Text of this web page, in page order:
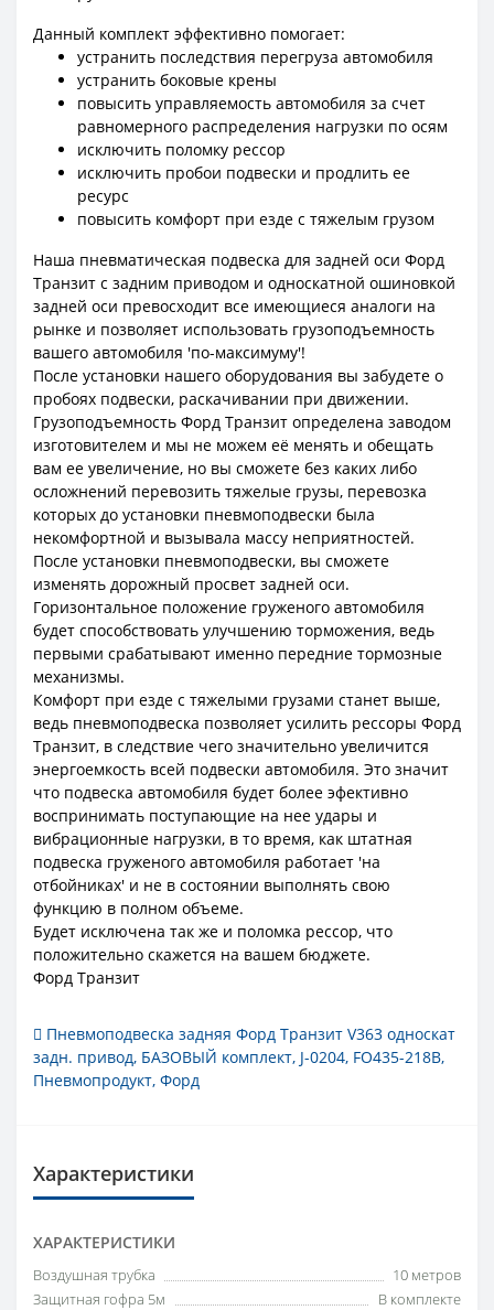
Данный комплект эффективно помогает:
устранить последствия перегруза автомобиля
устранить боковые крены
повысить управляемость автомобиля за счет
равномерного распределения нагрузки по осям
исключить поломку рессор
исключить пробои подвески и продлить ее
ресурс
повысить комфорт при езде с тяжелым грузом
Наша пневматическая подвеска для задней оси Форд
Транзит с задним приводом и односкатной ошиновкой
задней оси превосходит все имеющиеся аналоги на
рынке и позволяет использовать грузоподъемность
вашего автомобиля 'по-максимуму'!
После установки нашего оборудования вы забудете о
пробоях подвески, раскачивании при движении.
Грузоподъемность Форд Транзит определена заводом
изготовителем и мы не можем её менять и обещать
вам ее увеличение, но вы сможете без каких либо
осложнений перевозить тяжелые грузы, перевозка
которых до установки пневмоподвески была
некомфортной и вызывала массу неприятностей.
После установки пневмоподвески, вы сможете
изменять дорожный просвет задней оси.
Горизонтальное положение груженого автомобиля
будет способствовать улучшению торможения, ведь
первыми срабатывают именно передние тормозные
механизмы.
Комфорт при езде с тяжелыми грузами станет выше,
ведь пневмоподвеска позволяет усилить рессоры Форд
Транзит, в следствие чего значительно увеличится
энергоемкость всей подвески автомобиля. Это значит
что подвеска автомобиля будет более эфективно
воспринимать поступающие на нее удары и
вибрационные нагрузки, в то время, как штатная
подвеска груженого автомобиля работает 'на
отбойниках' и не в состоянии выполнять свою
функцию в полном объеме.
Будет исключена так же и поломка рессор, что
положительно скажется на вашем бюджете.
Форд Транзит
Пневмоподвеска задняя Форд Транзит V363 односкат
задн. привод, БАЗОВЫЙ комплект, J-0204, FO435-218B,
Пневмопродукт, Форд
Характеристики
ХАРАКТЕРИСТИКИ
Воздушная трубка
10 метров
Защитная гофра 5м
В комплекте